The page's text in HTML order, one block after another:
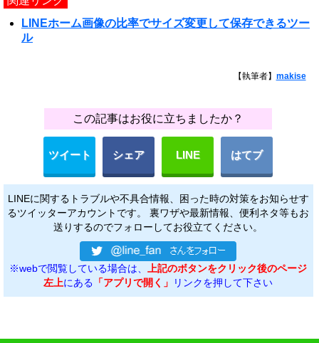
LINEホーム画像の比率でサイズ変更して保存できるツー
ル
【執筆者】 makise
この記事はお役に立ちましたか？
ツイート シェア LINE はてブ
LINEに関するトラブルや不具合情報、困った時の対策をお知らせす
るツイッターアカウントです。 裏ワザや最新情報、便利ネタ等もお
送りするのでフォローしてお役立てください。
※webで閲覧している場合は、上記のボタンをクリック後のページ
左上にある 「アプリで開く」 リンクを押して下さい